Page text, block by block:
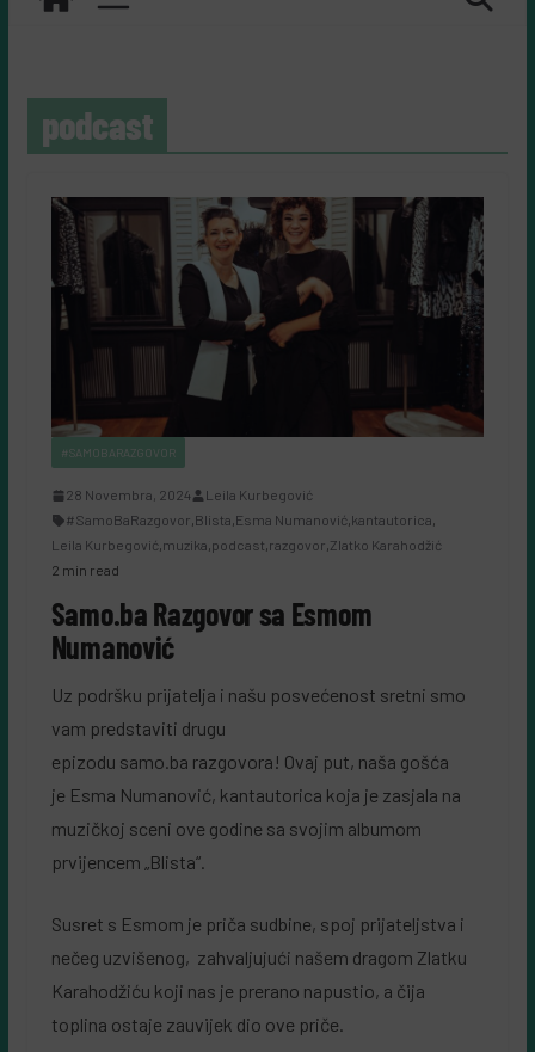
podcast
#SAMOBARAZGOVOR
28 Novembra, 2024
Leila Kurbegović
#SamoBaRazgovor,Blista,Esma Numanović,kantautorica,
Leila Kurbegović,muzika,podcast,razgovor,Zlatko Karahodžić
2 min read
Samo.ba Razgovor sa Esmom
Numanović
Uz podršku prijatelja i našu posvećenost sretni smo
vam predstaviti drugu
epizodu samo.ba razgovora! Ovaj put, naša gošća
je Esma Numanović, kantautorica koja je zasjala na
muzičkoj sceni ove godine sa svojim albumom
prvijencem „Blista“.
Susret s Esmom je priča sudbine, spoj prijateljstva i
nečeg uzvišenog, zahvaljujući našem dragom Zlatku
Karahodžiću koji nas je prerano napustio, a čija
toplina ostaje zauvijek dio ove priče.